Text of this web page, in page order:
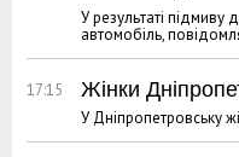
У результаті підмиву
автомобіль,
17:15 Жінки
У Дніпропетровську